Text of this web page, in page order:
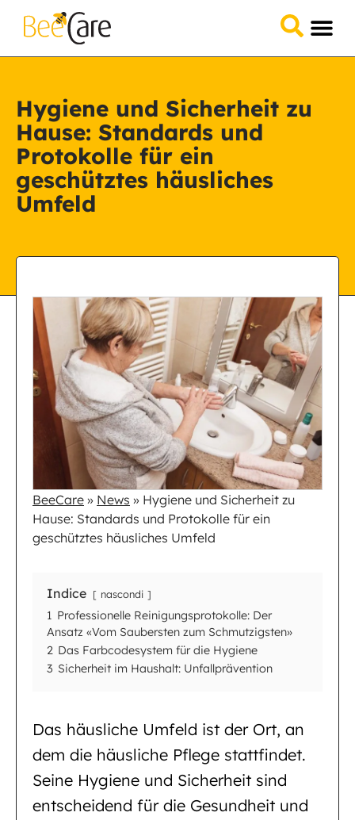
Hygiene und Sicherheit zu
Hause: Standards und
Protokolle für ein
geschütztes häusliches
Umfeld
BeeCare » News » Hygiene und Sicherheit zu
Hause: Standards und Protokolle für ein
geschütztes häusliches Umfeld
Indice nascondi
1 Professionelle Reinigungsprotokolle: Der
Ansatz «Vom Saubersten zum Schmutzigsten»
2 Das Farbcodesystem für die Hygiene
3 Sicherheit im Haushalt: Unfallprävention
Das häusliche Umfeld ist der Ort, an
dem die häusliche Pflege stattfindet.
Seine Hygiene und Sicherheit sind
entscheidend für die Gesundheit und